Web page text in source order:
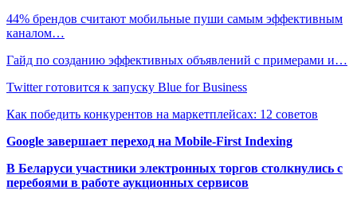
44% брендов считают мобильные пуши самым эффективным
каналом…
Гайд по созданию эффективных объявлений с примерами и…
Twitter готовится к запуску Blue for Business
Как победить конкурентов на маркетплейсах: 12 советов
Google завершает переход на Mobile-First Indexing
В Беларуси участники электронных торгов столкнулись с
перебоями в работе аукционных сервисов